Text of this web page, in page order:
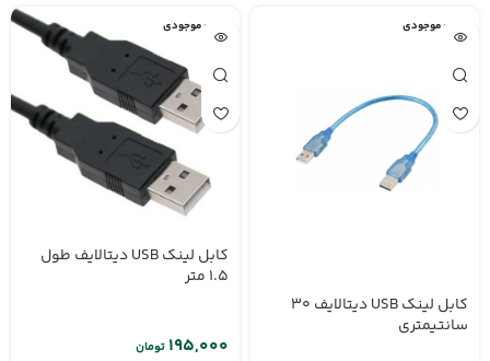
اتمام موجودی
کابل لینک USB دیتالایف 30
سانتیمتری
اتمام موجودی
کابل لینک USB دیتالایف طول
1.5 متر
تومان